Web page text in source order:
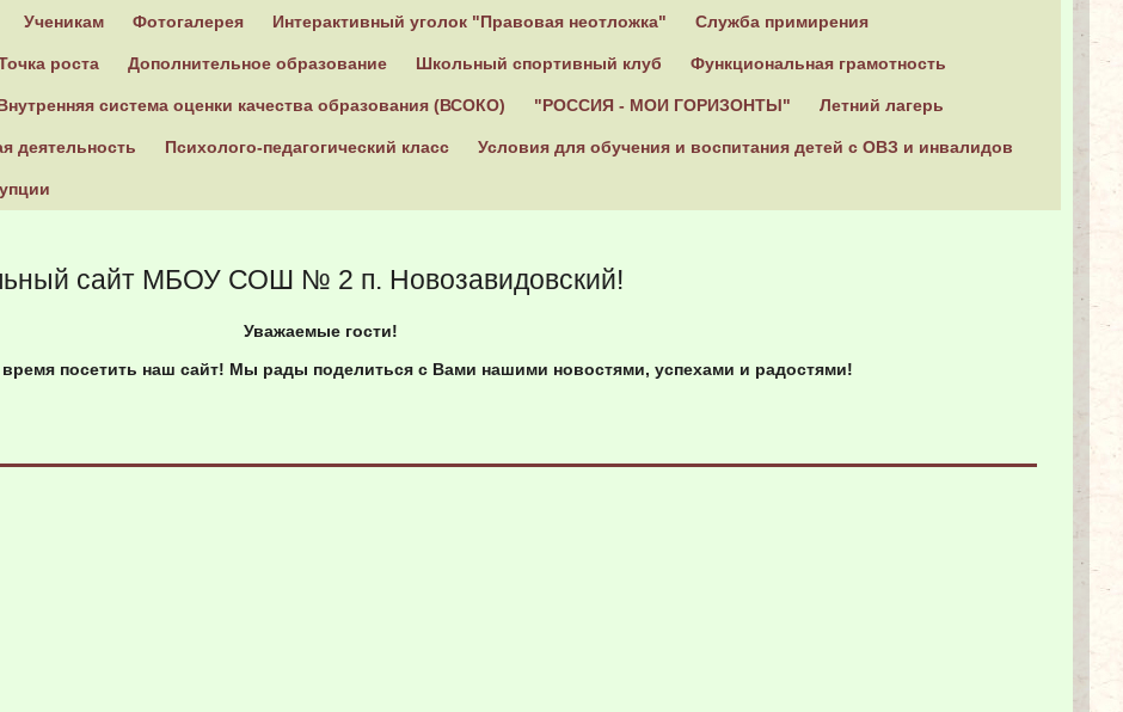
Ученикам Фотогалерея Интерактивный уголок "Правовая неотложка" Служба примирения
роста Дополнительное образование Школьный спортивный клуб Функциональная грамотность
Внутренняя система оценки качества образования (ВСОКО) "РОССИЯ - МОИ ГОРИЗОНТЫ" Летний лагерь
деятельность Психолого-педагогический класс Условия для обучения и воспитания детей с ОВЗ и инвалидов
сайт МБОУ СОШ № 2 п. Новозавидовский!
Уважаемые гости!
посетить наш сайт! Мы рады поделиться с Вами нашими новостями, успехами и радостями!